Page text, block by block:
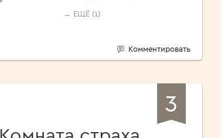
→ ЕЩЁ (1)
Комментировать
3